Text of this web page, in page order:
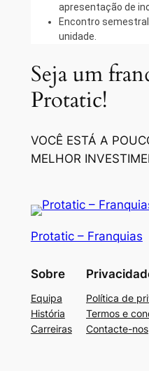
apresentação de
Encontro
unidade.
Seja um
Protatic!
VOCÊ ESTÁ A
MELHOR
Protatic – Franquias
Sobre
Equipa
História
Carreiras
Política de
Termos e
Contacte-nos